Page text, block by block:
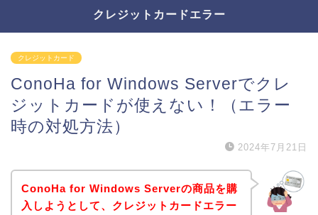
クレジットカードエラー
クレジットカード
ConoHa for Windows Serverでクレ
ジットカードが使えない！（エラー
時の対処方法）
2024年7月21日
ConoHa for Windows Serverの商品を購
入しようとして、クレジットカードエラー